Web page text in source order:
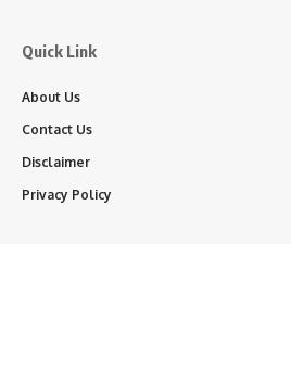
Quick Link
About Us
Contact Us
Disclaimer
Privacy Policy